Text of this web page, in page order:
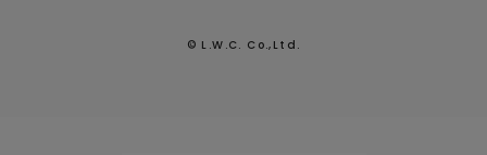
© L.W.C. Co.,Ltd.